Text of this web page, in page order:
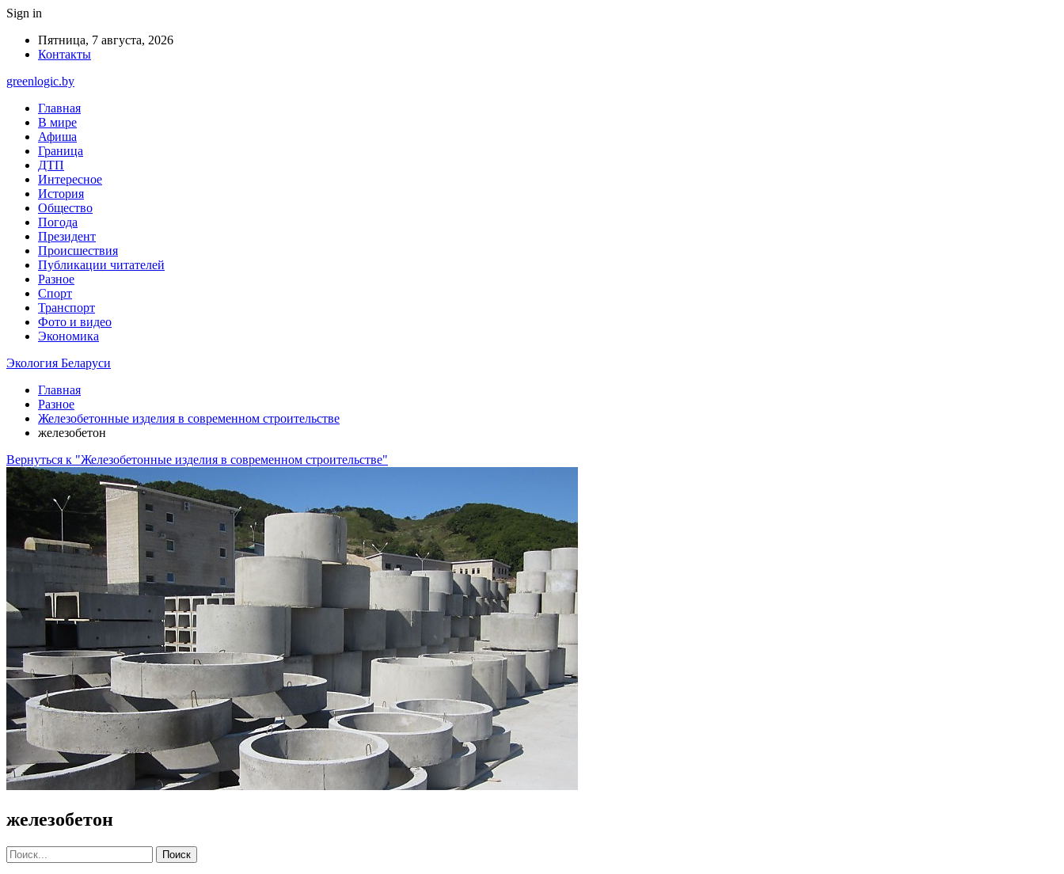
Sign in
Пятница, 7 августа, 2026
Контакты
greenlogic.by
Главная
В мире
Афиша
Граница
ДТП
Интересное
История
Общество
Погода
Президент
Происшествия
Публикации читателей
Разное
Спорт
Транспорт
Фото и видео
Экономика
Экология Беларуси
Главная
Разное
Железобетонные изделия в современном строительстве
железобетон
Вернуться к "Железобетонные изделия в современном строительстве"
железобетон